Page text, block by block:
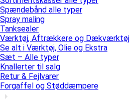
Spændebånd alle typer
Spray maling
Tanksealer
Værktøj, Aftrækkere og Dækværktøj
Se alt i Værktøj, Olie og Ekstra
Sæt – Alle typer
Knallerter til salg
Retur & Fejlvarer
Forgaffel og Støddæmpere